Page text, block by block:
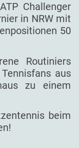
Challenger
in NRW mit
50
Routiniers
aus
zu einem
beim